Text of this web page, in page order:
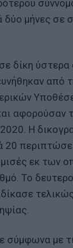
δύο μήνες σε
δίκη ύστερα
από
αφορούσαν
Η
20
εκ των
Το
σύμφωνα με